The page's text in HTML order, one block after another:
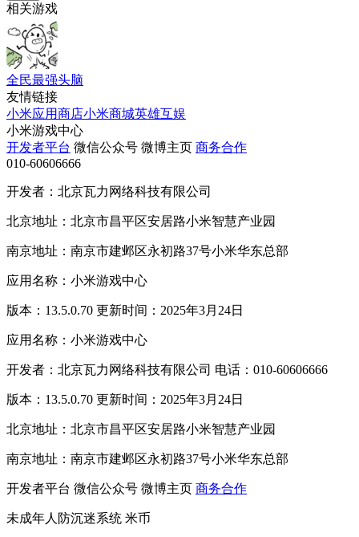
相关游戏
全民最强头脑
友情链接
小米应用商店小米商城英雄互娱
小米游戏中心
开发者平台 微信公众号 微博主页 商务合作
010-60606666
开发者：北京瓦力网络科技有限公司
北京地址：北京市昌平区安居路小米智慧产业园
南京地址：南京市建邺区永初路37号小米华东总部
应用名称：小米游戏中心
版本：13.5.0.70 更新时间：2025年3月24日
应用名称：小米游戏中心
开发者：北京瓦力网络科技有限公司 电话：010-60606666
版本：13.5.0.70 更新时间：2025年3月24日
北京地址：北京市昌平区安居路小米智慧产业园
南京地址：南京市建邺区永初路37号小米华东总部
开发者平台 微信公众号 微博主页 商务合作
未成年人防沉迷系统 米币